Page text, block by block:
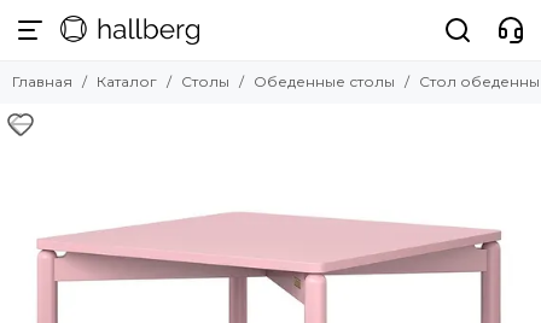
Столы
Обеденные столы
Раздвижные столы
Барные столы
Консоли
Главная Каталог Столы Обеденные столы Стол